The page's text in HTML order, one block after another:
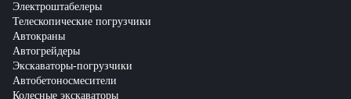
Электроштабелеры
Телескопические погрузчики
Автокраны
Автогрейдеры
Экскаваторы-погрузчики
Автобетоносмесители
Колесные экскаваторы